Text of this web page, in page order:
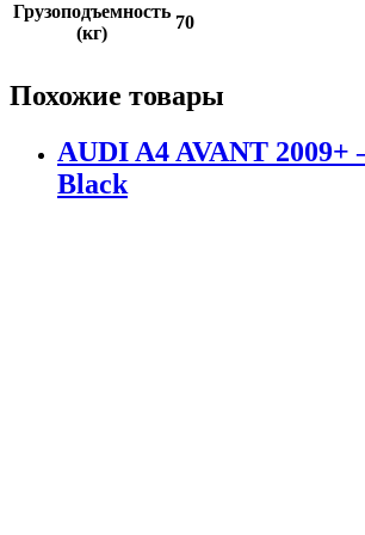
Грузоподъемность
(кг)
70
Похожие товары
AUDI A4 AVANT
Black